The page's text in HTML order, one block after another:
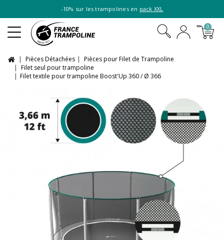
-10% sur les trampolines en pack XXL
0
Pièces Détachées
Pièces pour Filet de Trampoline
Filet seul pour trampoline
Filet textile pour trampoline Boost'Up 360 / Ø 366